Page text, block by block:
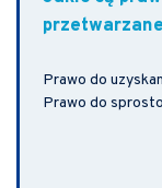
Prawo do
Prawo do